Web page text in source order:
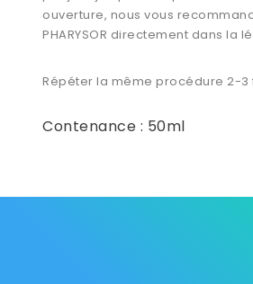
ouverture, nous vous
PHARYSOR directement dans la
Répéter la même procédure 2-3
Contenance : 50ml